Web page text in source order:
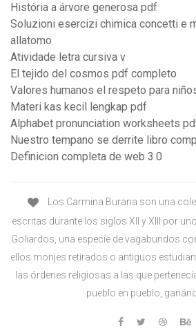
História a árvore generosa pdf
Soluzioni esercizi chimica concetti e
allatomo
Atividade letra cursiva v
El tejido del cosmos pdf completo
Valores humanos el respeto para
Materi kas kecil lengkap pdf
Alphabet pronunciation worksheets
Nuestro tempano se derrite libro
Definicion completa de web 3.0
Los Carmina Burana son una
escritas durante los siglos XII y XIII por
Goliardos, una especie de vagabundos
ellos monjes retirados o antiguos
las órdenes religiosas a las que
pueblo en pueblo,